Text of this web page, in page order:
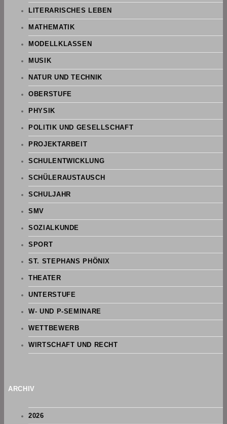
LITERARISCHES LEBEN
MATHEMATIK
MODELLKLASSEN
MUSIK
NATUR UND TECHNIK
OBERSTUFE
PHYSIK
POLITIK UND GESELLSCHAFT
PROJEKTARBEIT
SCHULENTWICKLUNG
SCHÜLERAUSTAUSCH
SCHULJAHR
SMV
SOZIALKUNDE
SPORT
ST. STEPHANS PHÖNIX
THEATER
UNTERSTUFE
W- UND P-SEMINARE
WETTBEWERB
WIRTSCHAFT UND RECHT
ARCHIV
2026